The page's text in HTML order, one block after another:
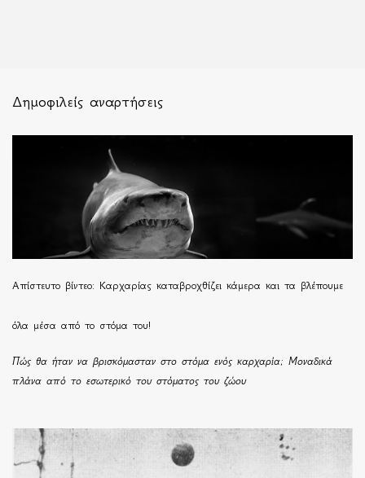
Δημοφιλείς αναρτήσεις
Απίστευτο βίντεο: Καρχαρίας καταβροχθίζει κάμερα και τα βλέπουμε
όλα μέσα από το στόμα του!
Πώς θα ήταν να βρισκόμασταν στο στόμα ενός καρχαρία; Μοναδικά
πλάνα από το εσωτερικό του στόματος του ζώου